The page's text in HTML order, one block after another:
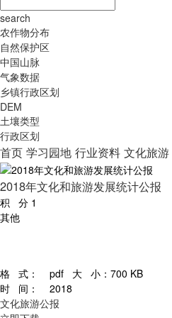
search
农作物分布
自然保护区
中国山脉
气象数据
乡镇行政区划
DEM
土壤类型
行政区划
首页 学习园地 行业资料 文化旅游
2018年文化和旅游发展统计公报
积 分 1
其他
格 式： pdf 大 小： 700 KB
时 间：
2018
文化旅游公报